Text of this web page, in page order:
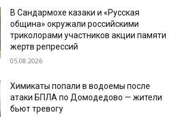
В Сандармохе казаки и «Русская
община» окружали российскими
триколорами участников акции памяти
жертв репрессий
05.08.2026
Химикаты попали в водоемы после
атаки БПЛА по Домодедово — жители
бьют тревогу